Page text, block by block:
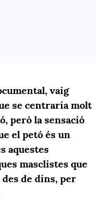
vaig
se centraria molt
però la sensació
el petó és un
aquestes
masclistes que
de dins, per